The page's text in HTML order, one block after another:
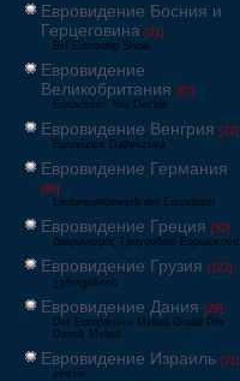
Евровидение Босния и
Герцеговина [21]
BH Eurosong Show
Евровидение
Великобритания [67]
Eurovision: You Decide
Евровидение Венгрия [22]
Eurovíziós Dalfesztivá
Евровидение Германия
[80]
Liederwettbewerb der Eurovision
Евровидение Греция [52]
Διαγωνισμός Τραγουδιού Ευρώεικονα
Евровидение Грузия [122]
ევროვიზიის
Евровидение Дания [29]
Det Europæiske Melodi Grand Prix
Dansk Melodi
Евровидение Израиль [71]
‏אירוויזיון